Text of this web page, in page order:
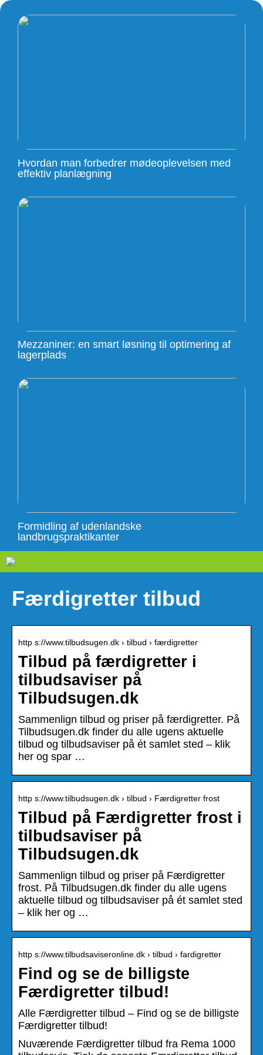
Hvordan man forbedrer mødeoplevelsen med
effektiv planlægning
Mezzaniner: en smart løsning til optimering af
lagerplads
Formidling af udenlandske
landbrugspraktikanter
Færdigretter tilbud
http s://www.tilbudsugen.dk › tilbud › færdigretter
Tilbud på færdigretter i
tilbudsaviser på
Tilbudsugen.dk
Sammenlign tilbud og priser på færdigretter. På
Tilbudsugen.dk finder du alle ugens aktuelle
tilbud og tilbudsaviser på ét samlet sted – klik
her og spar …
http s://www.tilbudsugen.dk › tilbud › Færdigretter frost
Tilbud på Færdigretter frost i
tilbudsaviser på
Tilbudsugen.dk
Sammenlign tilbud og priser på Færdigretter
frost. På Tilbudsugen.dk finder du alle ugens
aktuelle tilbud og tilbudsaviser på ét samlet sted
– klik her og …
http s://www.tilbudsaviseronline.dk › tilbud › fardigretter
Find og se de billigste
Færdigretter tilbud!
Alle Færdigretter tilbud – Find og se de billigste
Færdigretter tilbud!
Nuværende Færdigretter tilbud fra Rema 1000